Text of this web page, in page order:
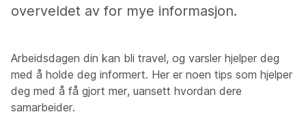
overveldet av for mye informasjon.
Arbeidsdagen din kan bli travel, og varsler hjelper deg
med å holde deg informert. Her er noen tips som hjelper
deg med å få gjort mer, uansett hvordan dere
samarbeider.